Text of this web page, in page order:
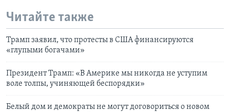
Читайте также
Трамп заявил, что протесты в США финансируются
«глупыми богачами»
Президент Трамп: «В Америке мы никогда не уступим
воле толпы, учиняющей беспорядки»
Белый дом и демократы не могут договориться о новом